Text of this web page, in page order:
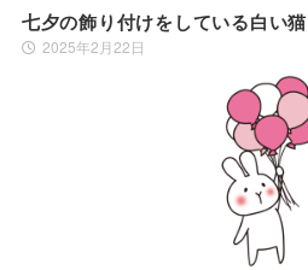
七夕の飾り付けをしている白い猫
2025年2月22日